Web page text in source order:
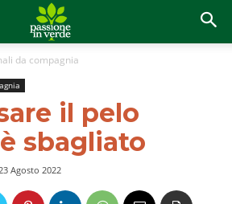
da compagnia
il pelo
sbagliato
Agosto 2022